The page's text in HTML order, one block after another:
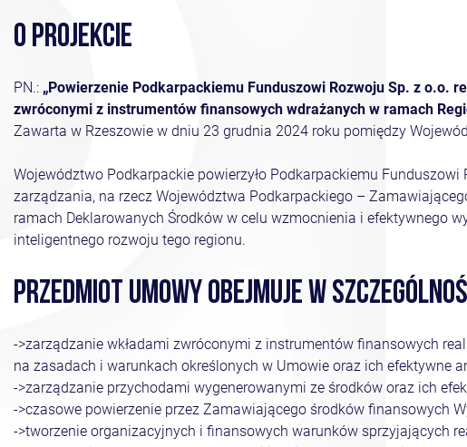
O PROJEKCIE
PN.: „Powierzenie Podkarpackiemu Funduszowi Rozwoju Sp. z
zwróconymi z instrumentów finansowych wdrażanych w ramach
Zawarta w Rzeszowie w dniu 23 grudnia 2024 roku pomiędzy
Województwo Podkarpackie powierzyło Podkarpackiemu
zarządzania, na rzecz Województwa Podkarpackiego –
ramach Deklarowanych Środków w celu wzmocnienia i efektywnego
inteligentnego rozwoju tego regionu.
PRZEDMIOT UMOWY OBEJMUJE W
->zarządzanie wkładami zwróconymi z instrumentów finansowych
na zasadach i warunkach określonych w Umowie oraz ich efektywne
->zarządzanie przychodami wygenerowanymi ze środków oraz ich
->czasowe powierzenie przez Zamawiającego środków finansowych
->tworzenie organizacyjnych i finansowych warunków sprzyjających